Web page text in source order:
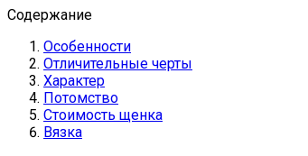
Содержание
Особенности
Отличительные черты
Характер
Потомство
Стоимость щенка
Вязка